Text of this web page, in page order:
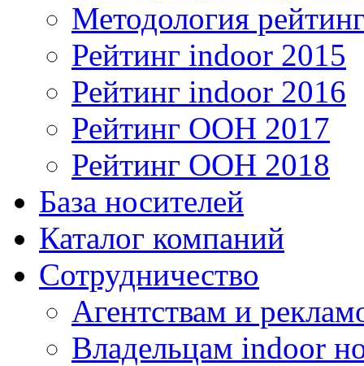
Методология
Рейтинг indoor 2015
Рейтинг indoor 2016
Рейтинг OOH 2017
Рейтинг OOH 2018
База носителей
Каталог компаний
Сотрудничество
Агентствам и
Владельцам indoor